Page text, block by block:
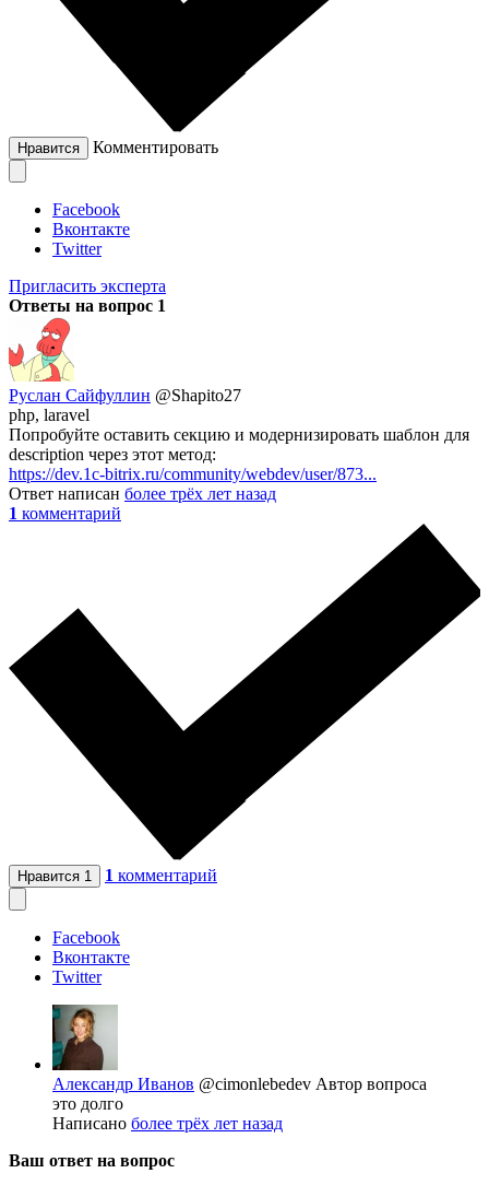
Нравится Комментировать
Facebook
Вконтакте
Twitter
Пригласить эксперта
Ответы на вопрос 1
Руслан Сайфуллин @Shapito27
php, laravel
Попробуйте оставить секцию и модернизировать шаблон для
description через этот метод:
https://dev.1c-bitrix.ru/community/webdev/user/873...
Ответ написан более трёх лет назад
1 комментарий
Нравится 1 1 комментарий
Facebook
Вконтакте
Twitter
Александр Иванов @cimonlebedev Автор вопроса
это долго
Написано более трёх лет назад
Ваш ответ на вопрос